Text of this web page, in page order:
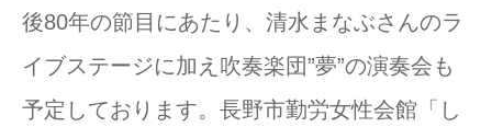
後80年の節目にあたり、清水まなぶさんのラ
イブステージに加え吹奏楽団”夢”の演奏会も
予定しております。長野市勤労女性会館「し